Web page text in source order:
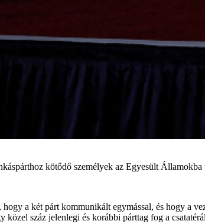
kötődő személyek az Egyesült
a két párt kommunikált egymással, és hogy a
közel száz jelenlegi és korábbi párttag fog a